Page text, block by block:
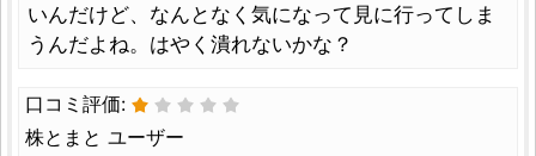
いんだけど、なんとなく気になって見に行ってしま
うんだよね。はやく潰れないかな？
口コミ評価:
株とまと ユーザー